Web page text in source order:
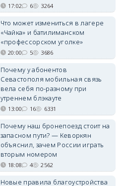
17:02 6 3264
Что может измениться в лагере
«Чайка» и батилиманском
«профессорском уголке»
20:00 5 3686
Почему у абонентов
Севастополя мобильная связь
вела себя по-разному при
утреннем блэкауте
13:00 16 6331
Почему наш бронепоезд стоит на
запасном пути? — Кеворкян
объяснил, зачем России играть
вторым номером
18:08 4 2562
Новые правила благоустройства